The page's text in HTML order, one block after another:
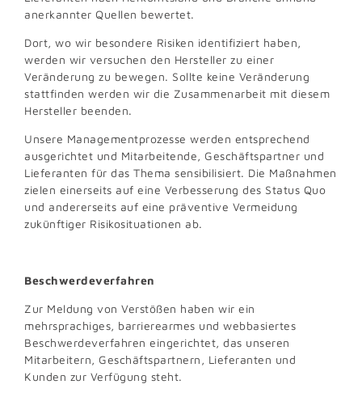
anerkannter Quellen bewertet.
Dort, wo wir besondere Risiken identifiziert haben,
werden wir versuchen den Hersteller zu einer
Veränderung zu bewegen. Sollte keine Veränderung
stattfinden werden wir die Zusammenarbeit mit diesem
Hersteller beenden.
Unsere Managementprozesse werden entsprechend
ausgerichtet und Mitarbeitende, Geschäftspartner und
Lieferanten für das Thema sensibilisiert. Die Maßnahmen
zielen einerseits auf eine Verbesserung des Status Quo
und andererseits auf eine präventive Vermeidung
zukünftiger Risikosituationen ab.
Beschwerdeverfahren
Zur Meldung von Verstößen haben wir ein
mehrsprachiges, barrierearmes und webbasiertes
Beschwerdeverfahren eingerichtet, das unseren
Mitarbeitern, Geschäftspartnern, Lieferanten und
Kunden zur Verfügung steht.